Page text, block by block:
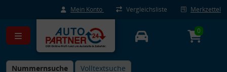
Mein Konto Vergleichsliste Merkzettel
Nummernsuche Volltextsuche
0